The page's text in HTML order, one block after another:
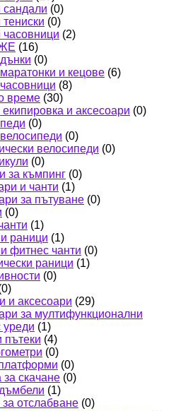
(0)
(0)
(2)
(16)
(0)
и кецове (6)
(8)
време (30)
и аксесоари (0)
(0)
(0)
велосипеди (0)
(0)
за къмпинг (0)
и чанти (1)
за пътуване (0)
(0)
(1)
раници (1)
фитнес чанти (0)
раници (1)
(0)
и аксесоари (29)
за мултифункционални
уреди (1)
пътеки (4)
(0)
(0)
скачане (0)
(1)
отслабване (0)